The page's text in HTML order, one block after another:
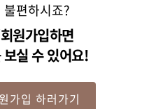
편하시죠?
원가입하면
실 수 있어요!
가입 하러가기